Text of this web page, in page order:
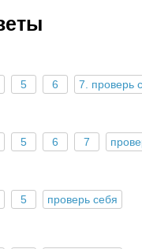
5 6 7. проверь
5 6 7
5 проверь себя